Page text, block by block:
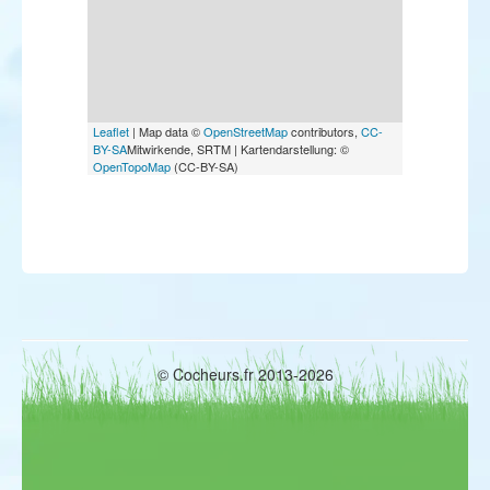
Leaflet | Map data ©OpenStreetMapcontributors, CC-
BY-SAMitwirkende, SRTM | Kartendarstellung: ©
OpenTopoMap (CC-BY-SA)
© Cocheurs.fr 2013-2026